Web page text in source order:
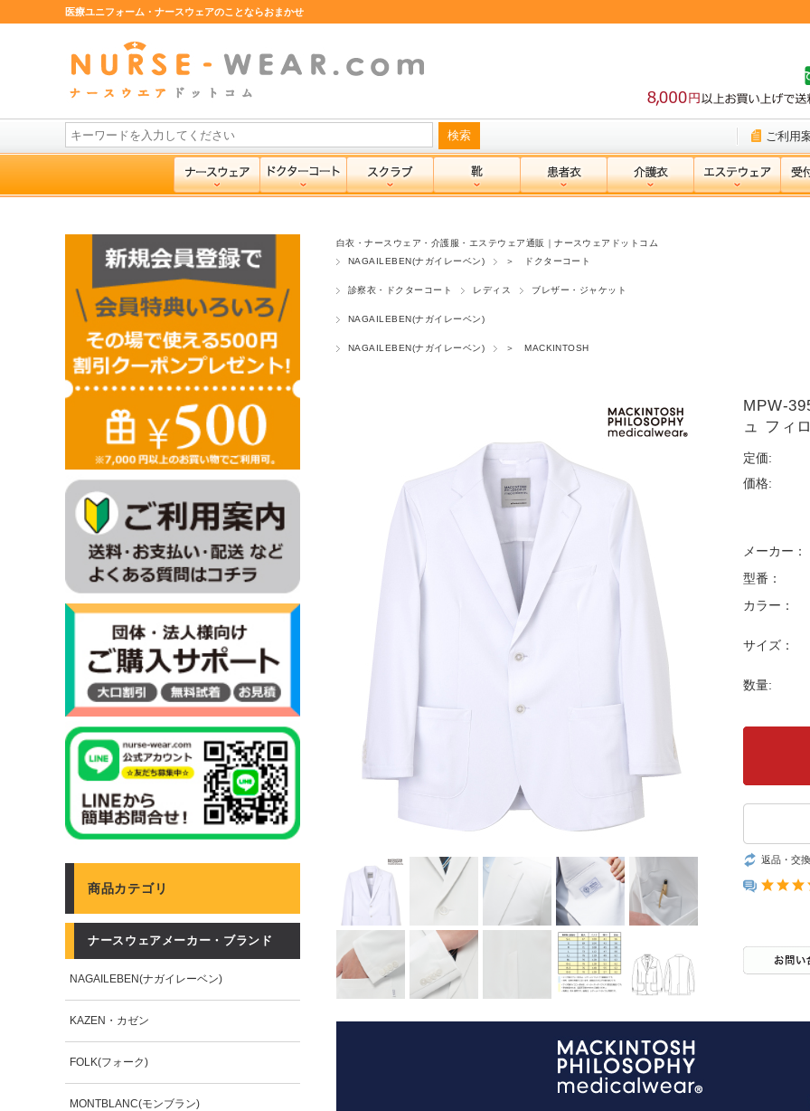
医療ユニフォーム・ナースウェアのことならおまかせ
ご利用
白衣・ナースウェア・介護服・エステウェア通販｜ナースウェアドットコム
NAGAILEBEN(ナガイレーベン)
＞ ドクターコート
診察衣・ドクターコート レディス ブレザー・ジャケット
NAGAILEBEN(ナガイレーベン)
NAGAILEBEN(ナガイレーベン) ＞ MACKINTOSH
MPW-
ュ フィ
定価:
価格:
メーカー：
型番：
カラー：
サイズ：
数量:
返品・交
商品カテゴリ
ナースウェアメーカー・ブランド
NAGAILEBEN(ナガイレーベン)
KAZEN・カゼン
FOLK(フォーク)
MONTBLANC(モンブラン)